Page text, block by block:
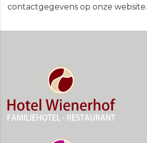
contactgegevens op onze website.